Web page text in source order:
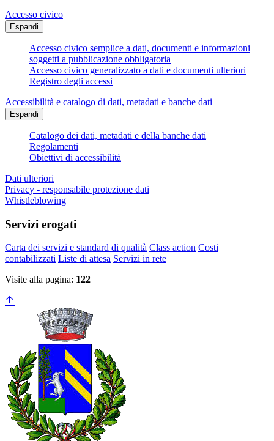
Accesso civico
Espandi
Accesso civico semplice a dati, documenti e informazioni
soggetti a pubblicazione obbligatoria
Accesso civico generalizzato a dati e documenti ulteriori
Registro degli accessi
Accessibilità e catalogo di dati, metadati e banche dati
Espandi
Catalogo dei dati, metadati e della banche dati
Regolamenti
Obiettivi di accessibilità
Dati ulteriori
Privacy - responsabile protezione dati
Whistleblowing
Servizi erogati
Carta dei servizi e standard di qualità Class action Costi
contabilizzati Liste di attesa Servizi in rete
Visite alla pagina: 122